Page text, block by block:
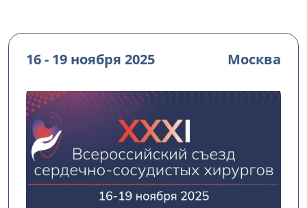
16 - 19 ноября 2025 Москва